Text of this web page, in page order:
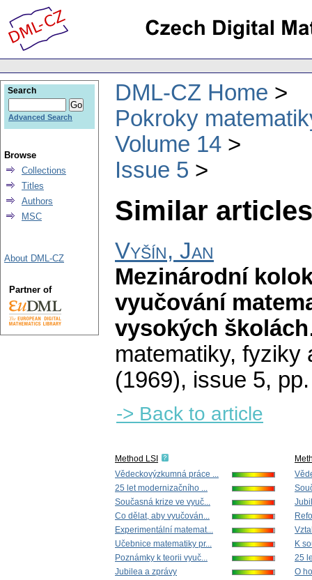
DML-CZ Home
Pokroky
Volume 14
Issue 5
Similar
Vyšín, Jan
Mezinárodní
vyučování
vysokých školách
matematiky, fyziky
(1969), issue 5,
-> Back to article
Method LSI
Vědeckovýzkumná práce ...
25 let modernizačního ...
Současná krize ve vyuč...
Co dělat, aby vyučován...
Experimentální matemat...
Učebnice matematiky pr...
Poznámky k teorii vyuč...
Jubilea a zprávy
K
25
O
Search
Advanced Search
Browse
Collections
Titles
Authors
MSC
About DML-CZ
Partner of